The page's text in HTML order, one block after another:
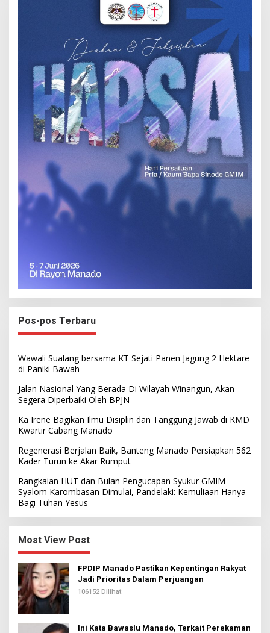
Pos-pos Terbaru
Wawali Sualang bersama KT Sejati Panen Jagung 2 Hektare
di Paniki Bawah
Jalan Nasional Yang Berada Di Wilayah Winangun, Akan
Segera Diperbaiki Oleh BPJN
Ka Irene Bagikan Ilmu Disiplin dan Tanggung Jawab di KMD
Kwartir Cabang Manado
Regenerasi Berjalan Baik, Banteng Manado Persiapkan 562
Kader Turun ke Akar Rumput
Rangkaian HUT dan Bulan Pengucapan Syukur GMIM
Syalom Karombasan Dimulai, Pandelaki: Kemuliaan Hanya
Bagi Tuhan Yesus
Most View Post
FPDIP Manado Pastikan Kepentingan Rakyat
Jadi Prioritas Dalam Perjuangan
106152 Dilihat
Ini Kata Bawaslu Manado, Terkait Perekaman